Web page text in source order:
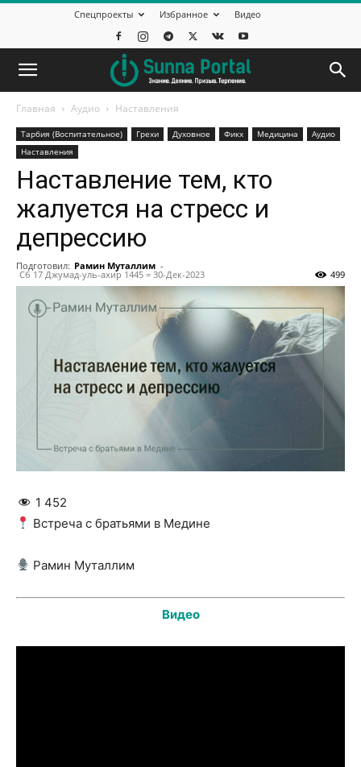
Спецпроекты Избранное Видео
Главная Аудио Наставления
Тарбия (Воспитательное) Грехи Духовное Фикх Медицина
Аудио
Наставления
Наставление тем, кто
жалуется на стресс и
депрессию
Подготовил: Рамин Муталлим -
Сб 17 Джумад-уль-ахир 1445 = 30-Дек-2023 499
1 452
Встреча с братьями в Медине
Рамин Муталлим
Видео